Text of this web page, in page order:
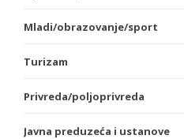
Mladi/obrazovanje/sport
Turizam
Privreda/poljoprivreda
Javna preduzeća i ustanove